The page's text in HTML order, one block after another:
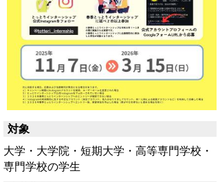
対象
大学・大学院・短期大学・高等専門学校・
専門学校の学生